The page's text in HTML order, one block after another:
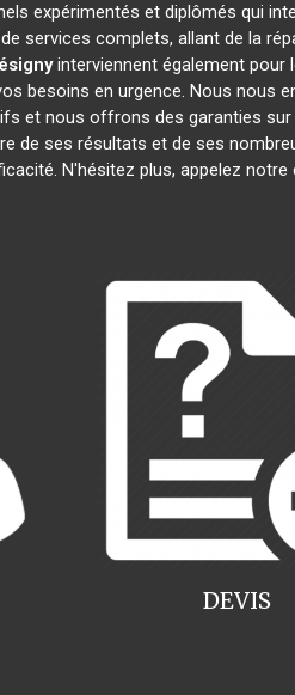
expérimentés et diplômés qui
services complets, allant de la
interviennent également pour
besoins en urgence. Nous nous
et nous offrons des garanties
de ses résultats et de ses
N'hésitez plus, appelez
DEVIS